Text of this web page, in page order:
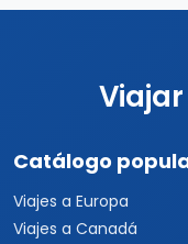
Catálogo
Viajes a Europa
Viajes a Canadá